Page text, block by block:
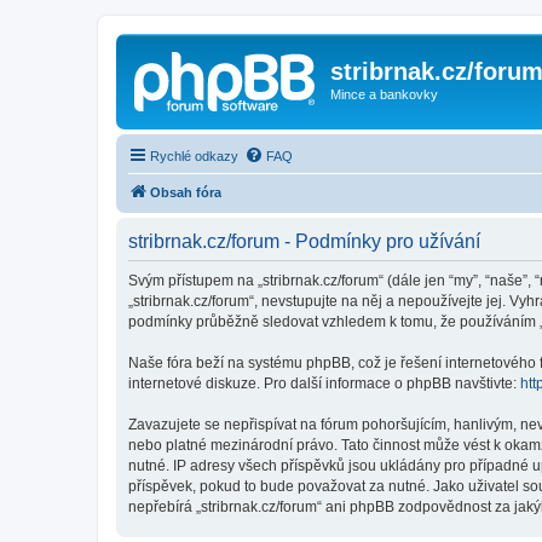
stribrnak.cz/forum
Mince a bankovky
Rychlé odkazy FAQ
Obsah fóra
stribrnak.cz/forum - Podmínky pro užívání
Svým přístupem na „stribrnak.cz/forum“ (dále jen “my”,
„stribrnak.cz/forum“, nevstupujte na něj a nepoužívejte jej.
podmínky průběžně sledovat vzhledem k tomu, že používáním
Naše fóra beží na systému phpBB, což je řešení internetového
internetové diskuze. Pro další informace o phpBB navštivte:
Zavazujete se nepřispívat na fórum pohoršujícím, hanlivým,
nebo platné mezinárodní právo. Tato činnost může vést k
nutné. IP adresy všech příspěvků jsou ukládány pro případné
příspěvek, pokud to bude považovat za nutné. Jako uživatel
nepřebírá „stribrnak.cz/forum“ ani phpBB zodpovědnost za